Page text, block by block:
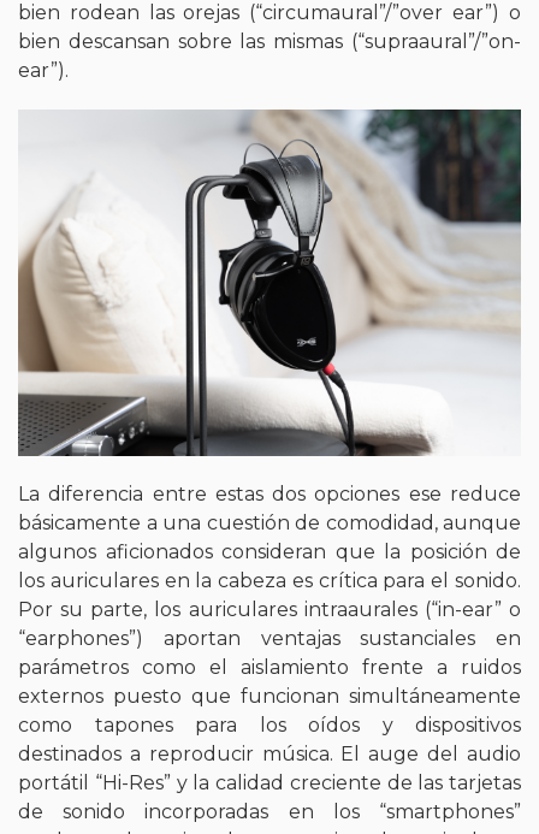
bien rodean las orejas (“circumaural”/”over ear”) o
bien descansan sobre las mismas (“supraaural”/”on-
ear”).
La diferencia entre estas dos opciones ese reduce
básicamente a una cuestión de comodidad, aunque
algunos aficionados consideran que la posición de
los auriculares en la cabeza es crítica para el sonido.
Por su parte, los auriculares intraaurales (“in-ear” o
“earphones”) aportan ventajas sustanciales en
parámetros como el aislamiento frente a ruidos
externos puesto que funcionan simultáneamente
como tapones para los oídos y dispositivos
destinados a reproducir música. El auge del audio
portátil “Hi-Res” y la calidad creciente de las tarjetas
de sonido incorporadas en los “smartphones”